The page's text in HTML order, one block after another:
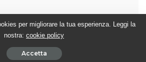
per migliorare la tua esperienza. Leggi la
nostra: cookie policy
Accetta